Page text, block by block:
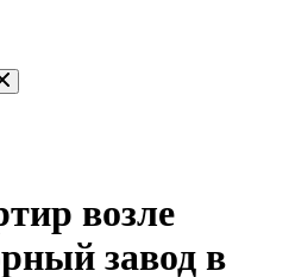
возле
завод в